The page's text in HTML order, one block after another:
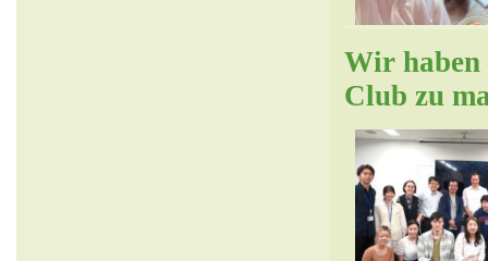
Wir haben
Club zu